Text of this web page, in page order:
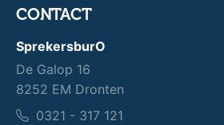
CONTACT
SprekersburO
De Galop 16
8252 EM Dronten
0321 - 317 121